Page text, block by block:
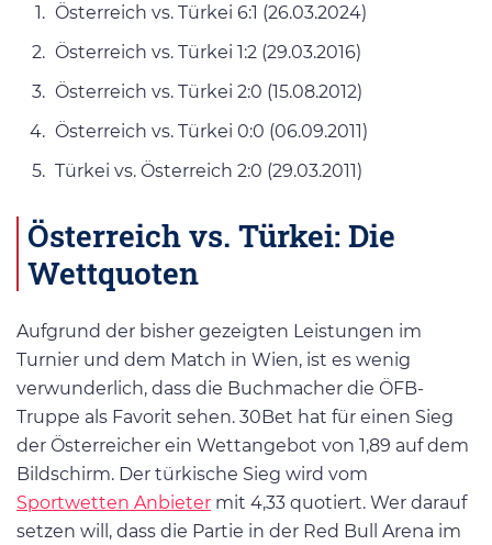
Österreich vs. Türkei 6:1 (26.03.2024)
Österreich vs. Türkei 1:2 (29.03.2016)
Österreich vs. Türkei 2:0 (15.08.2012)
Österreich vs. Türkei 0:0 (06.09.2011)
Türkei vs. Österreich 2:0 (29.03.2011)
Österreich vs. Türkei: Die
Wettquoten
Aufgrund der bisher gezeigten Leistungen im
Turnier und dem Match in Wien, ist es wenig
verwunderlich, dass die Buchmacher die ÖFB-
Truppe als Favorit sehen. 30Bet hat für einen Sieg
der Österreicher ein Wettangebot von 1,89 auf dem
Bildschirm. Der türkische Sieg wird vom
Sportwetten Anbieter mit 4,33 quotiert. Wer darauf
setzen will, dass die Partie in der Red Bull Arena im